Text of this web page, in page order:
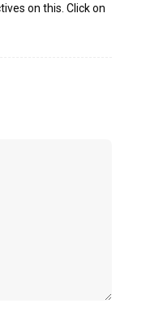
on this. Click on